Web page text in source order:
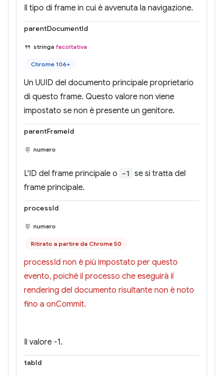
Il tipo di frame in cui è avvenuta la navigazione.
parentDocumentId
stringa facoltativa
Chrome 106+
Un UUID del documento principale proprietario
di questo frame. Questo valore non viene
impostato se non è presente un genitore.
parentFrameId
numero
L'ID del frame principale o -1 se si tratta del
frame principale.
processId
numero
Ritirato a partire da Chrome 50
processId non è più impostato per questo
evento, poiché il processo che eseguirà il
rendering del documento risultante non è noto
fino a onCommit.
Il valore -1.
tabId